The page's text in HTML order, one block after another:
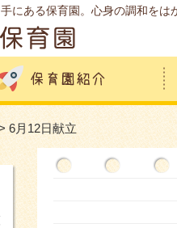
にある保育園。心身の調和を
6月12日献立